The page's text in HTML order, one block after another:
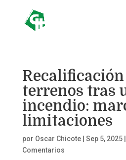
Recalificación
terrenos tras
incendio:
limitaciones
por Oscar Chicote| Sep 5, 2025|
Comentarios